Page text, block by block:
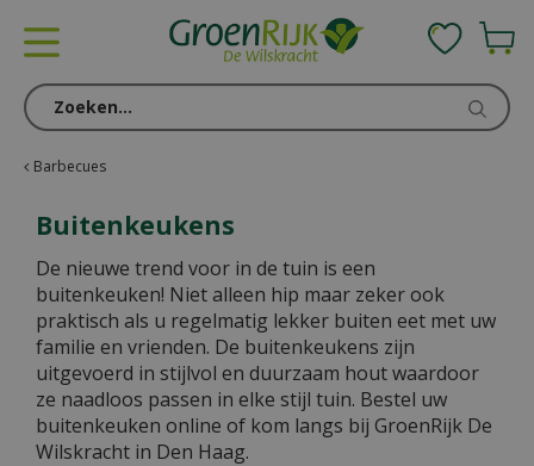
Barbecues
Buitenkeukens
De nieuwe trend voor in de tuin is een
buitenkeuken! Niet alleen hip maar zeker ook
praktisch als u regelmatig lekker buiten eet met uw
familie en vrienden. De buitenkeukens zijn
uitgevoerd in stijlvol en duurzaam hout waardoor
ze naadloos passen in elke stijl tuin. Bestel uw
buitenkeuken online of kom langs bij GroenRijk De
Wilskracht in Den Haag.